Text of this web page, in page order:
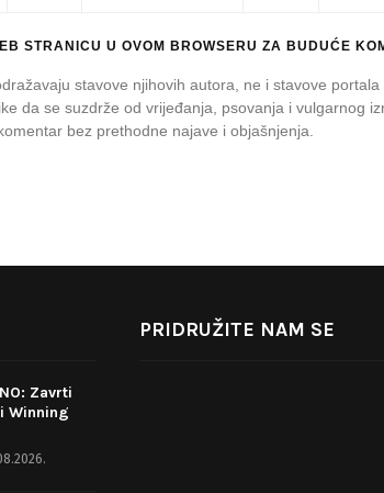
STRANICU U OVOM BROWSERU ZA BUDUĆE
stavove njihovih autora, ne i stavove portala
da se suzdrže od vrijeđanja, psovanja i vulgarnog
bez prethodne najave i objašnjenja.
Zavrti
Winning
PRIDRUŽITE NAM SE